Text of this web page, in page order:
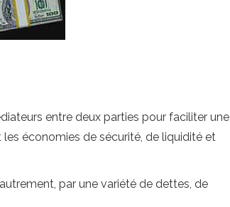
entre deux parties pour faciliter une
économies de sécurité, de liquidité et
par une variété de dettes, de